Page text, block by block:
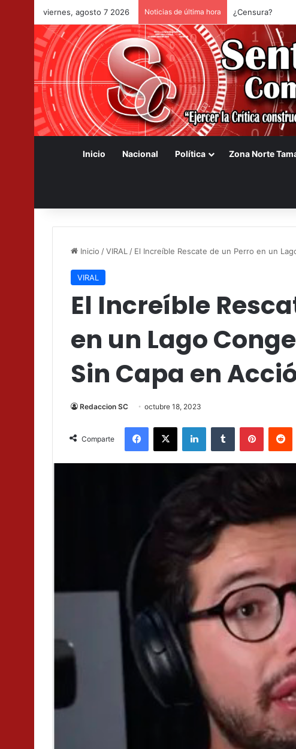
viernes, agosto 7 2026 Noticias de última hora ¿Censura?
Inicio Nacional Política Zona Norte
Inicio /VIRAL / El Increíble Rescate de un Perro en un
VIRAL
El Increíble
en un Lago
Sin Capa en
Redaccion SC octubre 18, 2023
Comparte
Facebook
X LinkedInTumblr Pinterest